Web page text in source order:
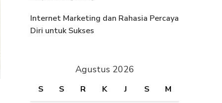
Internet Marketing dan Rahasia Percaya
Diri untuk Sukses
Agustus 2026
S S R K J S M